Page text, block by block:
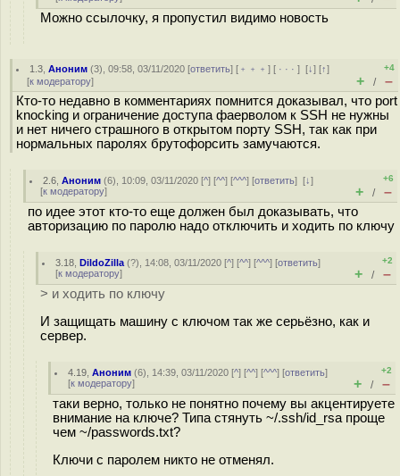
Можно ссылочку, я пропустил видимо новость
1.3 ,Аноним (3), 09:58, 03/11/2020 [ответить] [ ﹢﹢﹢] [ · · ·][↓] [↑]
[к модератору]
+4
+ / –
Кто-то недавно в комментариях помнится доказывал, что port
knocking и ограничение доступа фаерволом к SSH не нужны
и нет ничего страшного в открытом порту SSH, так как при
нормальных паролях брутофорсить замучаются.
2.6 ,Аноним (6), 10:09, 03/11/2020 [^] [^^] [^^^] [ответить][↓]
[к модератору]
+6
+ / –
по идее этот кто-то еще должен был доказывать, что
авторизацию по паролю надо отключить и ходить по ключу
3.18 ,DildoZilla (?), 14:08, 03/11/2020 [^] [^^] [^^^] [ответить]
[к модератору]
+2
+ / –
> и ходить по ключу
И защищать машину с ключом так же серьёзно, как и
сервер.
4.19 ,Аноним (6), 14:39, 03/11/2020 [^] [^^] [^^^] [ответить]
[к модератору]
+2
+ / –
таки верно, только не понятно почему вы акцентируете
внимание на ключе? Типа стянуть ~/.ssh/id_rsa проще
чем ~/passwords.txt?
Ключи с паролем никто не отменял.